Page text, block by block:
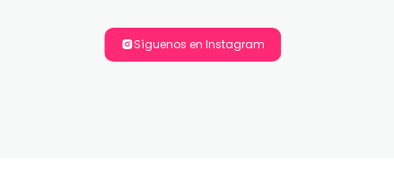
Síguenos en Instagram